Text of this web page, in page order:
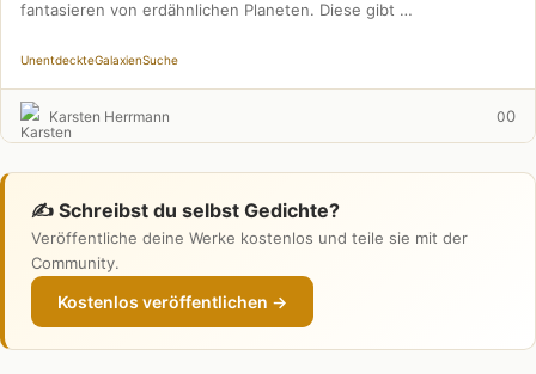
fantasieren von erdähnlichen Planeten. Diese gibt …
UnentdeckteGalaxienSuche
Karsten Herrmann 00
✍️ Schreibst du selbst Gedichte?
Veröffentliche deine Werke kostenlos und teile sie mit der
Community.
Kostenlos veröffentlichen →